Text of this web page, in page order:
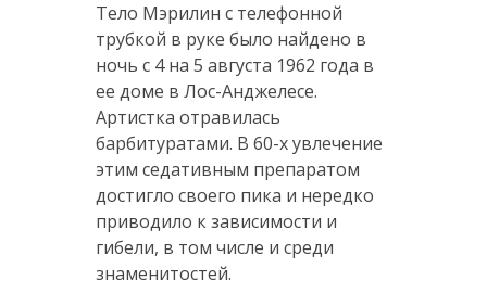
Тело Мэрилин с телефонной
трубкой в руке было найдено в
ночь с 4 на 5 августа 1962 года в
ее доме в Лос-Анджелесе.
Артистка отравилась
барбитуратами. В 60-х увлечение
этим седативным препаратом
достигло своего пика и нередко
приводило к зависимости и
гибели, в том числе и среди
знаменитостей.